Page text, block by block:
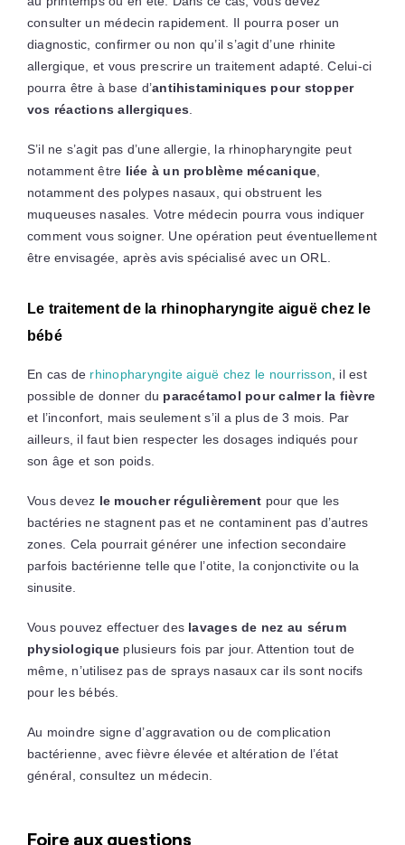
consulter un médecin rapidement. Il pourra poser un
diagnostic, confirmer ou non qu’il s’agit d’une rhinite
allergique, et vous prescrire un traitement adapté. Celui-ci
pourra être à base d’antihistaminiques pour stopper
vos réactions allergiques.
S’il ne s’agit pas d’une allergie, la rhinopharyngite peut
notamment être liée à un problème mécanique,
notamment des polypes nasaux, qui obstruent les
muqueuses nasales. Votre médecin pourra vous indiquer
comment vous soigner. Une opération peut éventuellement
être envisagée, après avis spécialisé avec un ORL.
Le traitement de la rhinopharyngite aiguë chez le
bébé
En cas de rhinopharyngite aiguë chez le nourrisson, il est
possible de donner du paracétamol pour calmer la fièvre
et l’inconfort, mais seulement s’il a plus de 3 mois. Par
ailleurs, il faut bien respecter les dosages indiqués pour
son âge et son poids.
Vous devez le moucher régulièrement pour que les
bactéries ne stagnent pas et ne contaminent pas d’autres
zones. Cela pourrait générer une infection secondaire
parfois bactérienne telle que l’otite, la conjonctivite ou la
sinusite.
Vous pouvez effectuer des lavages de nez au sérum
physiologique plusieurs fois par jour. Attention tout de
même, n’utilisez pas de sprays nasaux car ils sont nocifs
pour les bébés.
Au moindre signe d’aggravation ou de complication
bactérienne, avec fièvre élevée et altération de l’état
général, consultez un médecin.
Foire aux questions